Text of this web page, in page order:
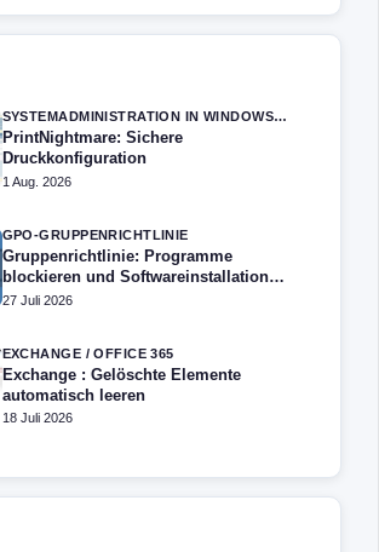
SYSTEMADMINISTRATION IN WINDOWS SERVER
PrintNightmare: Sichere
Druckkonfiguration
1 Aug. 2026
GPO-GRUPPENRICHTLINIE
Gruppenrichtlinie: Programme
blockieren und Softwareinstallation
verhindern – Softwarebeschränkung
27 Juli 2026
EXCHANGE / OFFICE 365
Exchange : Gelöschte Elemente
automatisch leeren
18 Juli 2026